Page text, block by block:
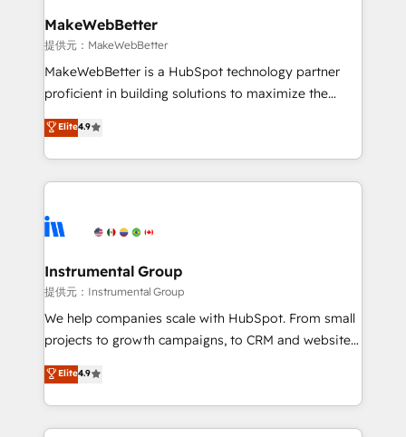
marketing campaigns, & RevOps frameworks that
fuel long-term success We connect the entire
customer lifecycle through seamless integrations,
ensure long-term adoption with change-
and service to drive sustainable growth With 6 key
HubSpot accreditations and experience across
teams has worked with clients just like you Let’s
explore whether S2 is the partner you’ve been
MakeWebBetter
提供元：MakeWebBetter
MakeWebBetter is a HubSpot technology partner
proficient in building solutions to maximize the
operational efficiency of HubSpot. The fastest-
growing tech-enabler & facilitator, MakeWebBetter,
hands you the blend of HubSpot expertise &
eminent solutions & integrations. Trust us to
Elite Partners with 10+ years of HubSpot experience
Premier Partner 2023 🌟5 HubSpot Accreditations 🌟
Won HubSpot Theme Challenge 2021 🌟INBOUND’19
HubSpot Rising Star Why us? Harnessing the full
potential of the powerful HubSpot CRM. ✔️A team of
HubSpot experience ✔️Flexible pricing models —
Hourly-fee (assigned one Dedicated HubSpot
Elite4.9
Instrumental Group
提供元：Instrumental Group
We help companies scale with HubSpot. From small
projects to growth campaigns, to CRM and websites.
Hire an agency that's experienced in every inch of
HubSpot and willing to work hand-in-hand with your
team to simplify the complex and build a better
experience for your team and customers.
Elite4.9